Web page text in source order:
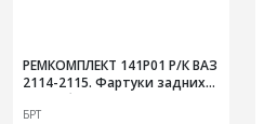
РЕМКОМПЛЕКТ 141Р01 Р/К ВАЗ
2114-2115. Фартуки задних
колес без креплений
БРТ